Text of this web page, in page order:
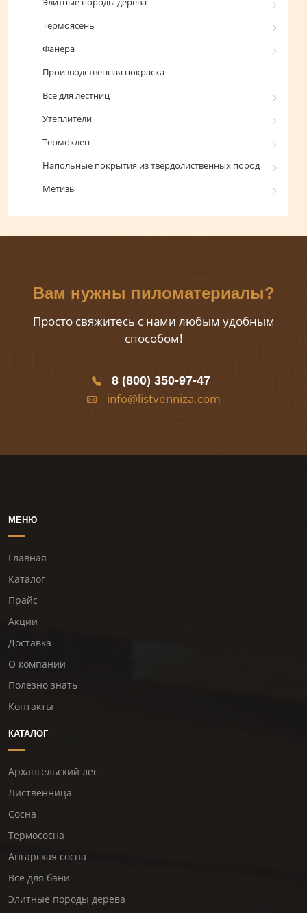
Термоясень
Фанера
Производственная покраска
Все для лестниц
Утеплители
Термоклен
Напольные покрытия из твердолиственных пород
Метизы
Вам нужны пиломатериалы?
Просто свяжитесь с нами любым удобным
способом!
8 (800) 350-97-47
info@listvenniza.com
МЕНЮ
Главная
Каталог
Прайс
Акции
Доставка
О компании
Полезно знать
Контакты
КАТАЛОГ
Архангельский лес
Лиственница
Сосна
Термососна
Ангарская сосна
Все для бани
Элитные породы дерева